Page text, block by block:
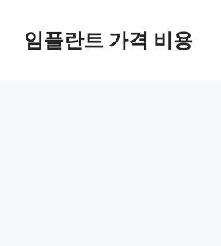
content임플란트 가격 비용